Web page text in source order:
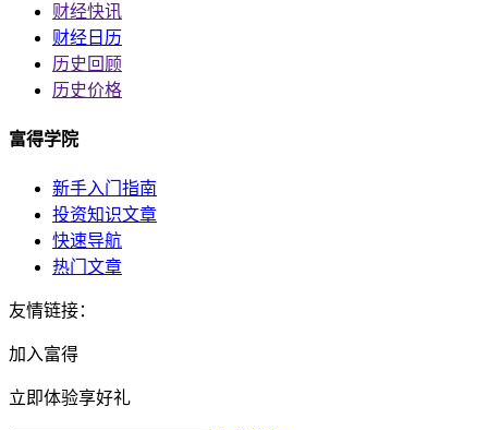
财经快讯
财经日历
历史回顾
历史价格
富得学院
新手入门指南
投资知识文章
快速导航
热门文章
友情链接：
加入富得
立即体验享好礼